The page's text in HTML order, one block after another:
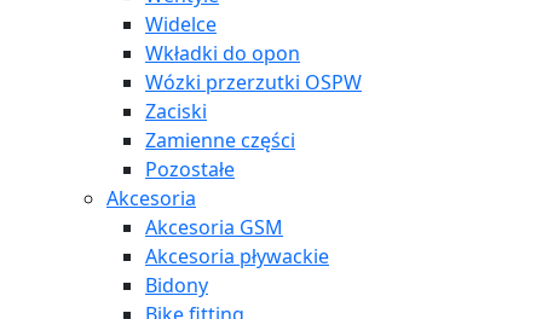
Widelce
Wkładki do opon
Wózki przerzutki OSPW
Zaciski
Zamienne części
Pozostałe
Akcesoria
Akcesoria GSM
Akcesoria pływackie
Bidony